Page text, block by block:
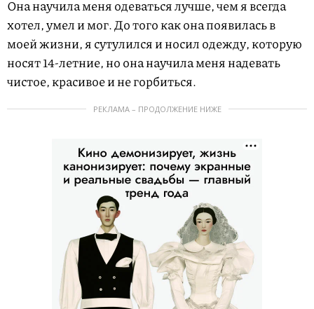
Она научила меня одеваться лучше, чем я всегда
хотел, умел и мог. До того как она появилась в
моей жизни, я сутулился и носил одежду, которую
носят 14-летние, но она научила меня надевать
чистое, красивое и не горбиться.
РЕКЛАМА – ПРОДОЛЖЕНИЕ НИЖЕ